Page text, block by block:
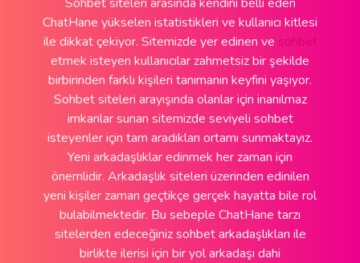
ChatHane yükselen istatistikleri ve kullanıcı kitlesi
ile dikkat çekiyor. Sitemizde yer edinen ve sohbet
etmek isteyen kullanıcılar zahmetsiz bir şekilde
birbirinden farklı kişileri tanımanın keyfini yaşıyor.
Sohbet siteleri arayışında olanlar için inanılmaz
imkanlar sunan sitemizde seviyeli sohbet
isteyenler için tam aradıkları ortamı sunmaktayız.
Yeni arkadaşlıklar edinmek her zaman için
önemlidir. Arkadaşlık siteleri üzerinden edinilen
yeni kişiler zaman geçtikçe gerçek hayatta bile rol
bulabilmektedir. Bu sebeple ChatHane tarzı
sitelerden edeceğiniz sohbet arkadaşlıkları ile
birlikte ilerisi için bir yol arkadaşı dahi